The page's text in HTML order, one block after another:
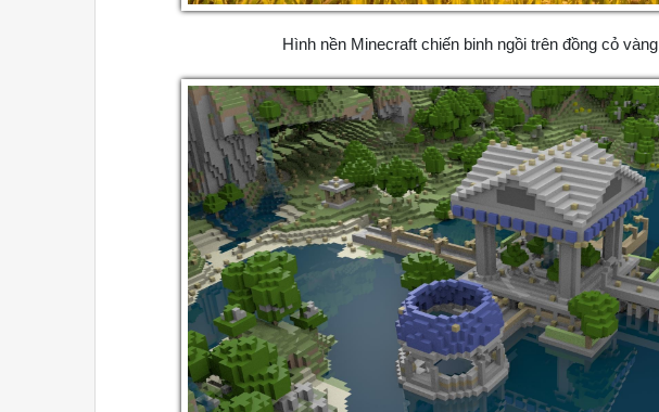
Hình nền Minecraft chiến binh ngồi trên đồng cỏ vàng